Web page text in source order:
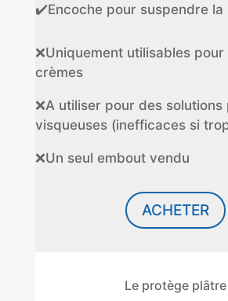
✔️Encoche pour suspendre la
❌Uniquement utilisables
crèmes
❌A utiliser pour des solutions
visqueuses (inefficaces si
❌Un seul embout vendu
ACHETER
Le protège plâtre